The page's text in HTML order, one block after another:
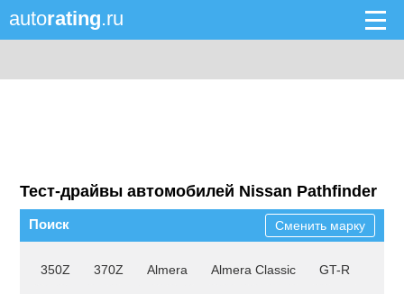
autorating.ru
Тест-драйвы автомобилей Nissan Pathfinder
Поиск Сменить марку
350Z 370Z Almera Almera Classic GT-R